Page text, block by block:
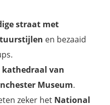
straat met
en bezaaid
kathedraal van
Museum.
zeker het National